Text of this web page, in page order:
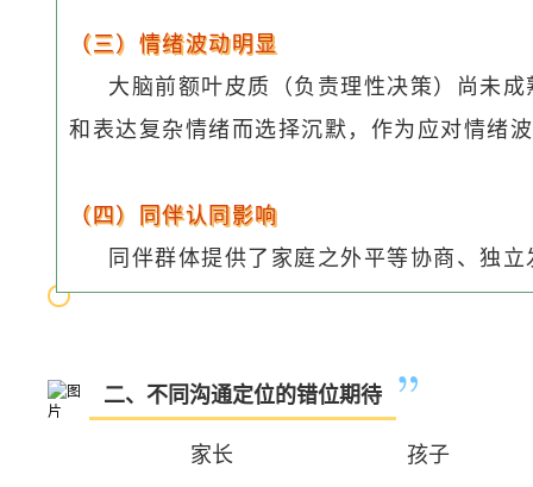
（三）情绪波动明显
大脑前额叶皮质（负责理性决策）尚未
和表达复杂情绪而选择沉默，作为应对情绪
（四）同伴认同影响
同伴群体提供了家庭之外平等协商、独
二、不同沟通定位的错位期待
家长 孩子